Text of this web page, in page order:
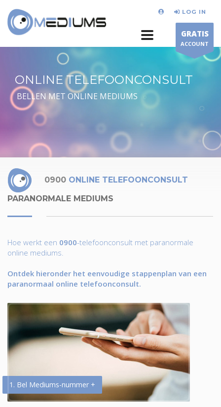
LOG IN
GRATIS
ACCOUNT
ONLINE TELEFOONCONSULT
BELLEN MET ONLINE MEDIUMS
0900 ONLINE TELEFOONCONSULT
PARANORMALE MEDIUMS
Hoe werkt een 0900-telefoonconsult met paranormale
online mediums.
Ontdek hieronder het eenvoudige stappenplan van een
paranormaal online telefoonconsult.
1. Bel Mediums-nummer +